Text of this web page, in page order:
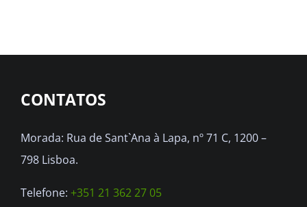
CONTATOS
Morada: Rua de Sant`Ana à Lapa, nº 71 C, 1200 –
798 Lisboa.
Telefone: +351 21 362 27 05